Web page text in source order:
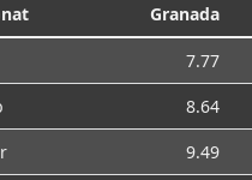
Granada
7.77
8.64
9.49